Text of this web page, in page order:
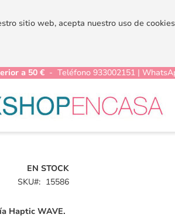
sitio web, acepta nuestro uso de
a 50 € - Teléfono 933002151 |
EN STOCK
SKU
15586
Haptic WAVE.